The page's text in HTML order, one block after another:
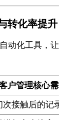
转化率提升
动化工具，
户管理核心
次接触后的记